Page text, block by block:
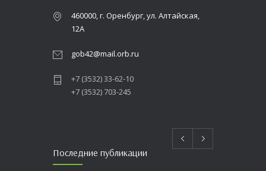
460000, г. Оренбург, ул. Алтайская,
12А
gob42@mail.orb.ru
+7 (3532) 33-62-10
+7 (3532) 703-245
Последние публикации